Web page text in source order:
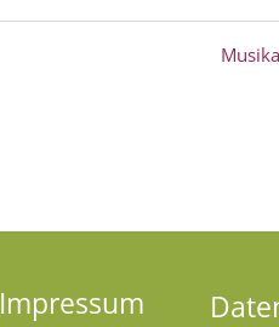
Impressum